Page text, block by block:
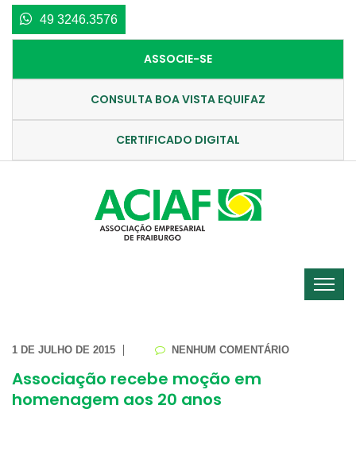
49 3246.3576
ASSOCIE-SE
CONSULTA BOA VISTA EQUIFAZ
CERTIFICADO DIGITAL
1 DE JULHO DE 2015 NENHUM COMENTÁRIO
Associação recebe moção em
homenagem aos 20 anos